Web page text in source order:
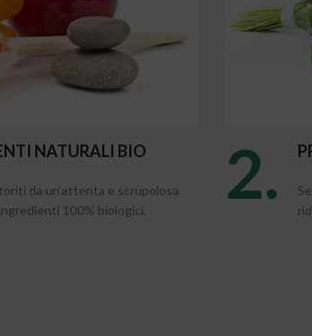
NATURALI BIO
da un’attenta e scrupolosa
100% biologici.
2.